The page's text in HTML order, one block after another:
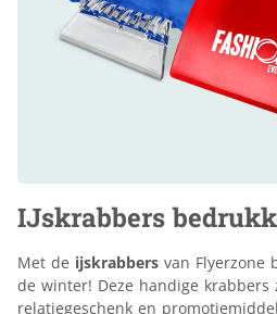
IJskrabbers
Met de ijskrabbers van Flyerzone
de winter! Deze handige
relatiegeschenk en